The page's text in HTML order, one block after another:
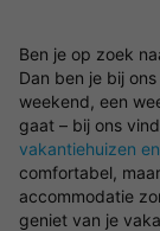
Ben je op zoek
Dan ben je bij
weekend, een
gaat – bij ons
vakantiehuizen
comfortabel,
accommodatie
geniet van je